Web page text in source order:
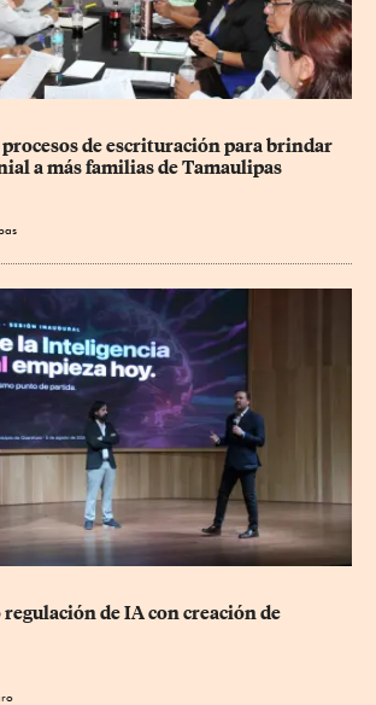
de escrituración para brindar
a más familias de Tamaulipas
regulación de IA con creación de